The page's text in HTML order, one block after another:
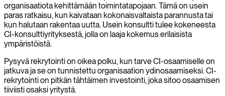
organisaatiota kehittämään toimintatapojaan. Tämä on usein
paras ratkaisu, kun kaivataan kokonaisvaltaista parannusta tai
kun halutaan rakentaa uutta. Usein konsultti tulee kokeneesta
CI-konsulttiyrityksestä, jolla on laaja kokemus erilaisista
ympäristöistä.
Pysyvä rekrytointi on oikea polku, kun tarve CI-osaamiselle on
jatkuva ja se on tunnistettu organisaation ydinosaamiseksi. CI-
rekrytointi on pitkän tähtäimen investointi, joka sitoo osaamisen
tiiviisti osaksi yritystä.